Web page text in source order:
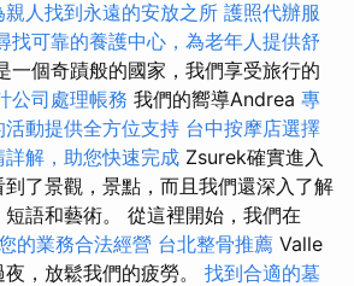
人找到永遠的安放之所 護照代辦服
找可靠的養護中心，為老年人提供舒
一個奇蹟般的國家，我們享受旅行的
公司處理帳務 我們的嚮導Andrea 專
動提供全方位支持 台中按摩店選擇
解，助您快速完成 Zsurek確實進入
了景觀，景點，而且我們還深入了解
語和藝術。 從這裡開始，我們在
的業務合法經營 台北整骨推薦 Valle
，放鬆我們的疲勞。 找到合適的墓